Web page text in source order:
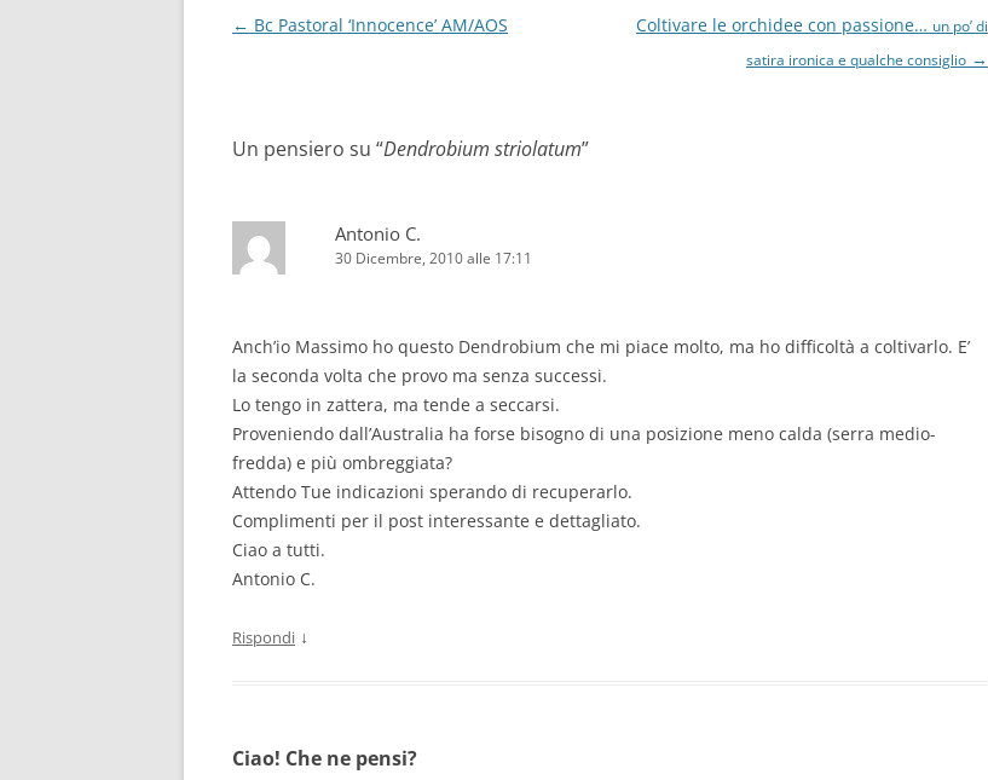
Navigazione
← Bc Pastoral ‘Innocence’ AM/AOS Coltivare le orchidee con passione… un po’ di
satira ironica e qualche consiglio →
Un pensiero su “Dendrobium striolatum”
Antonio C.
30 Dicembre, 2010 alle 17:11
Anch’io Massimo ho questo Dendrobium che mi piace molto, ma ho difficoltà a coltivarlo. E’
la seconda volta che provo ma senza successi.
Lo tengo in zattera, ma tende a seccarsi.
Proveniendo dall’Australia ha forse bisogno di una posizione meno calda (serra medio-
fredda) e più ombreggiata?
Attendo Tue indicazioni sperando di recuperarlo.
Complimenti per il post interessante e dettagliato.
Ciao a tutti.
Antonio C.
Rispondi ↓
Ciao! Che ne pensi?